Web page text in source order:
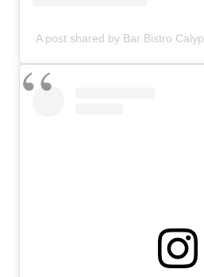
A post shared by Bar Bistro